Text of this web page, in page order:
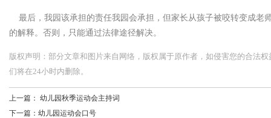
最后，我园该承担的责任我园会承担，但家长从孩子被咬转变成老
的解释。否则，只能通过法律途径解决。
版权声明：部分文章和图片来自网络，版权属于原作者，如侵害您的合法
们将在24小时内删除。
上一篇： 幼儿园秋季运动会主持词
下一篇： 幼儿园运动会口号